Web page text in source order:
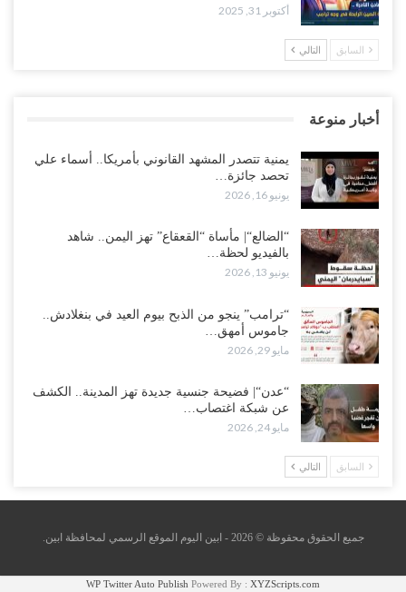
أكتوبر 31, 2025
السابق التالي
أخبار منوعة
يمنية تتصدر المشهد القانوني بأمريكا.. أسماء علي
تحصد جائزة…
يونيو 16, 2026
“الضالع“| مأساة “القعقاع” تهز اليمن.. شاهد
بالفيديو لحظة…
يونيو 13, 2026
“ترامب” ينجو من الذبح بيوم العيد في بنغلادش..
جاموس أمهق…
مايو 29, 2026
“عدن“| فضيحة جنسية جديدة تهز المدينة.. الكشف
عن شبكة اغتصاب…
مايو 24, 2026
السابق التالي
جميع الحقوق محقوظة © 2026 - ابين اليوم الموقع الرسمي لمحافظة ابين.
WP Twitter Auto Publish Powered By : XYZScripts.com